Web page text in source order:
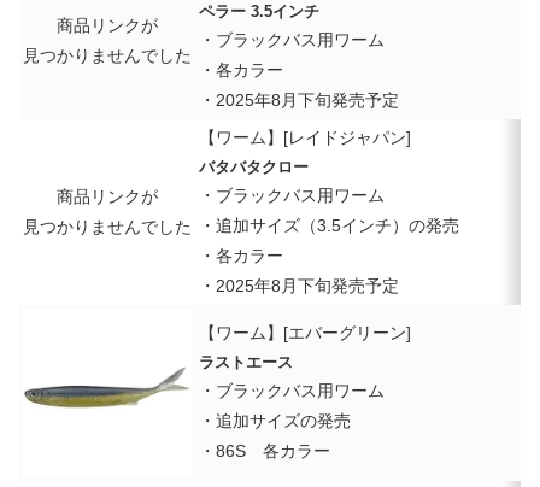
商品リンクが
見つかりませんでした
ペラー 3.5インチ
・ブラックバス用ワーム
・各カラー
・2025年8月下旬発売予定
商品リンクが
見つかりませんでした
【ワーム】[レイドジャパン]
バタバタクロー
・ブラックバス用ワーム
・追加サイズ（3.5インチ）の発売
・各カラー
・2025年8月下旬発売予定
【ワーム】[エバーグリーン]
ラストエース
・ブラックバス用ワーム
・追加サイズの発売
・86S 各カラー